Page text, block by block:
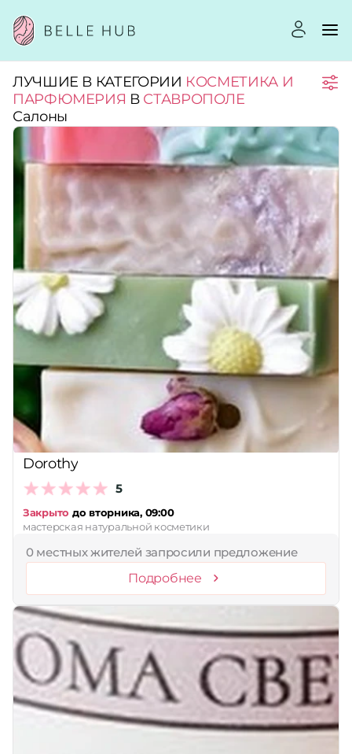
Город:
Категории:
Услуги:
Рейтинг:
Стоимость услуг:
Принимает сертификаты
Применить
Сбросить
ЛУЧШИЕ В КАТЕГОРИИ КОСМЕТИКА И
ПАРФЮМЕРИЯ В СТАВРОПОЛЕ
Салоны
Dorothy
5
Закрыто до вторника, 09:00
мастерская натуральной косметики
0 местных жителей запросили предложение
Подробнее